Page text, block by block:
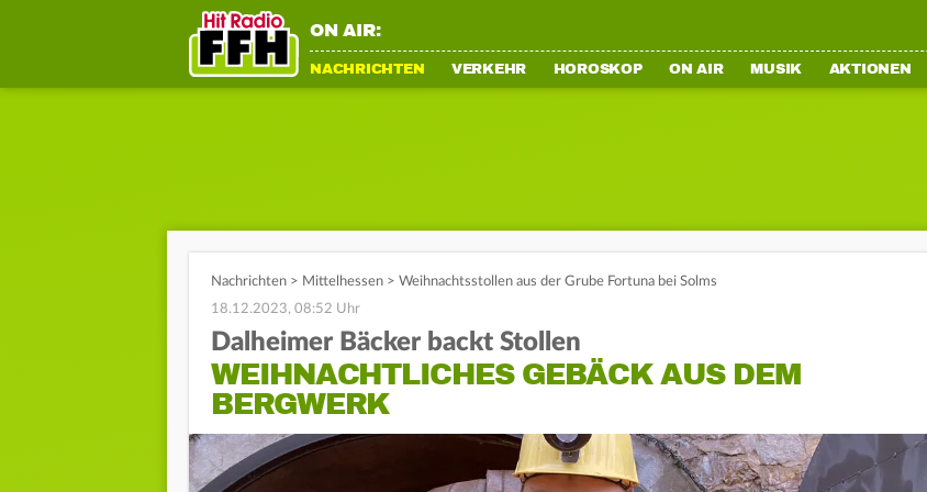
ON AIR:
NACHRICHTEN VERKEHR HOROSKOP ON AIR MUSIK AKTIONEN
Nachrichten > Mittelhessen > Weihnachtsstollen aus der Grube Fortuna bei Solms
18.12.2023, 08:52 Uhr
Dalheimer Bäcker backt Stollen
WEIHNACHTLICHES GEBÄCK AUS DEM
BERGWERK